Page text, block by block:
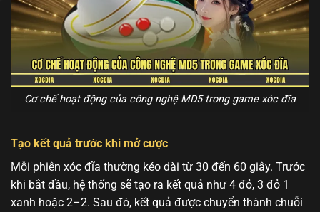
Cơ chế hoạt động của công nghệ MD5 trong game xóc đĩa
Tạo kết quả trước khi mở cược
Mỗi phiên xóc đĩa thường kéo dài từ 30 đến 60 giây. Trước
khi bắt đầu, hệ thống sẽ tạo ra kết quả như 4 đỏ, 3 đỏ 1
xanh hoặc 2–2. Sau đó, kết quả được chuyển thành chuỗi